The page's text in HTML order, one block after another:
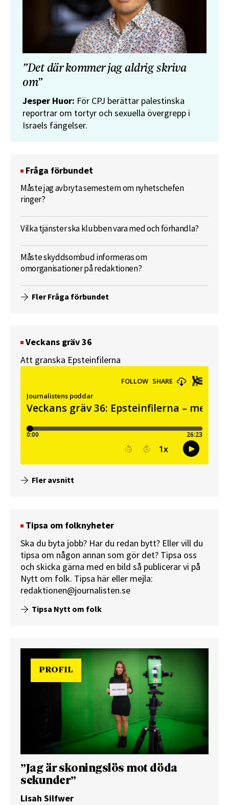
”Det där kommer jag aldrig skriva
om”
Jesper Huor: För CPJ berättar palestinska
reportrar om tortyr och sexuella övergrepp i
Israels fängelser.
Fråga förbundet
Måste jag avbryta semestern om nyhetschefen
ringer?
Vilka tjänster ska klubben vara med och förhandla?
Måste skyddsombud informeras om
omorganisationer på redaktionen?
Fler Fråga förbundet
Veckans gräv 36
Att granska Epsteinfilerna
Fler avsnitt
Tipsa om folknyheter
Ska du byta jobb? Har du redan bytt? Eller vill du
tipsa om någon annan som gör det? Tipsa oss
och skicka gärna med en bild så publicerar vi på
Nytt om folk. Tipsa här eller mejla:
redaktionen@journalisten.se
Tipsa Nytt om folk
PROFIL
”Jag är skoningslös mot döda
sekunder”
Lisah Silfwer